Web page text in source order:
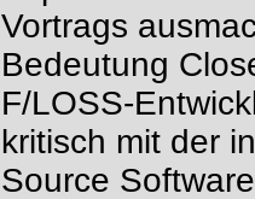
Vortrags
Bedeutung
F/LOSS-
kritisch mit der
Source